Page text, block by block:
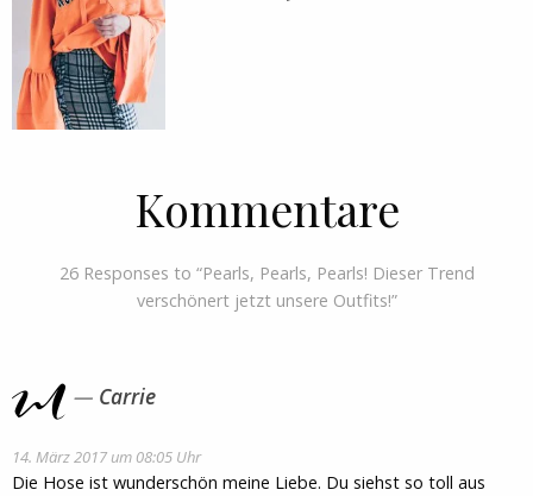
Kommentare
26 Responses to “Pearls, Pearls, Pearls! Dieser Trend
verschönert jetzt unsere Outfits!”
Carrie
14. März 2017 um 08:05 Uhr
Die Hose ist wunderschön meine Liebe. Du siehst so toll aus